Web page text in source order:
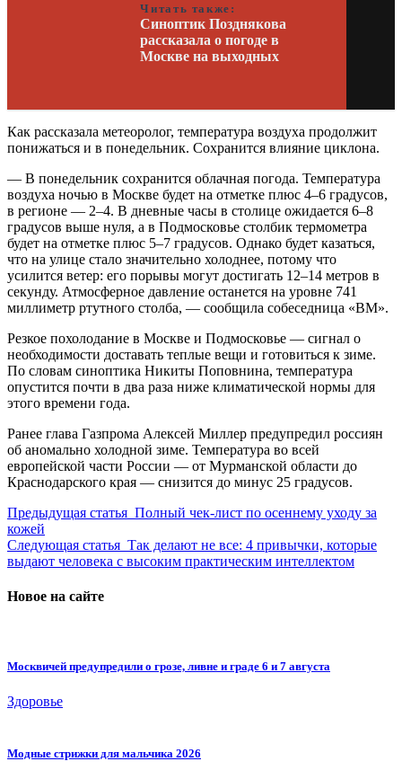
Читать также:
Синоптик Позднякова
рассказала о погоде в
Москве на выходных
Как рассказала метеоролог, температура воздуха продолжит
понижаться и в понедельник. Сохранится влияние циклона.
— В понедельник сохранится облачная погода. Температура
воздуха ночью в Москве будет на отметке плюс 4–6 градусов,
в регионе — 2–4. В дневные часы в столице ожидается 6–8
градусов выше нуля, а в Подмосковье столбик термометра
будет на отметке плюс 5–7 градусов. Однако будет казаться,
что на улице стало значительно холоднее, потому что
усилится ветер: его порывы могут достигать 12–14 метров в
секунду. Атмосферное давление останется на уровне 741
миллиметр ртутного столба, — сообщила собеседница «ВМ».
Резкое похолодание в Москве и Подмосковье — сигнал о
необходимости доставать теплые вещи и готовиться к зиме.
По словам синоптика Никиты Поповнина, температура
опустится почти в два раза ниже климатической нормы для
этого времени года.
Ранее глава Газпрома Алексей Миллер предупредил россиян
об аномально холодной зиме. Температура во всей
европейской части России — от Мурманской области до
Краснодарского края — снизится до минус 25 градусов.
Предыдущая статья Полный чек-лист по осеннему уходу за
кожей
Следующая статья Так делают не все: 4 привычки, которые
выдают человека с высоким практическим интеллектом
Новое на сайте
Москвичей предупредили о грозе, ливне и граде 6 и 7 августа
Здоровье
Модные стрижки для мальчика 2026